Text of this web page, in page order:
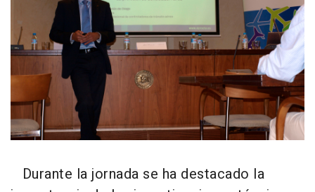
Durante la jornada se ha destacado la